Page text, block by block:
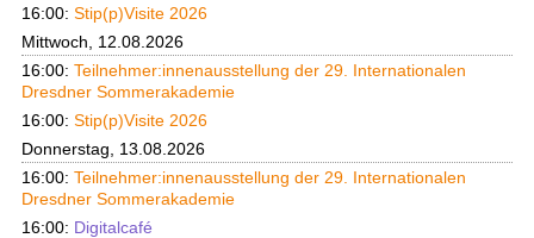
16:00: Stip(p)Visite 2026
Mittwoch, 12.08.2026
16:00: Teilnehmer:innenausstellung der 29. Internationalen
Dresdner Sommerakademie
16:00: Stip(p)Visite 2026
Donnerstag, 13.08.2026
16:00: Teilnehmer:innenausstellung der 29. Internationalen
Dresdner Sommerakademie
16:00: Digitalcafé